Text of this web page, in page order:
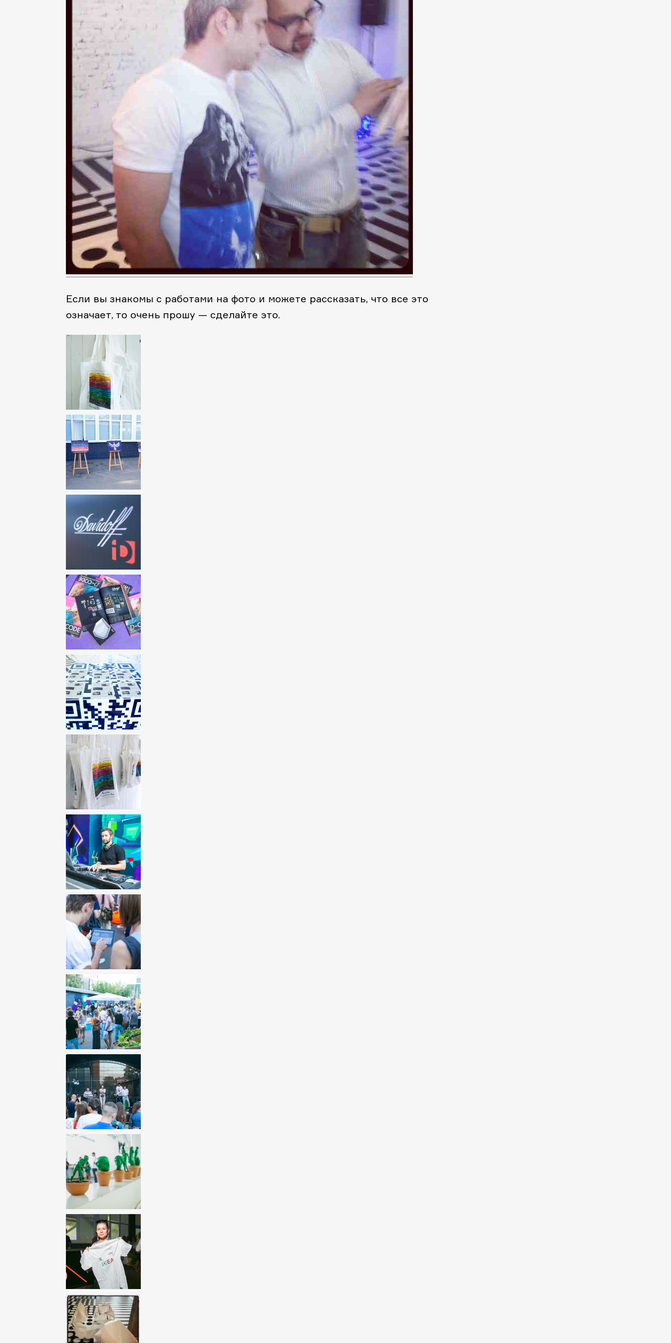
Если вы знакомы с работами на фото и можете рассказать, что все это
означает, то очень прошу — сделайте это.